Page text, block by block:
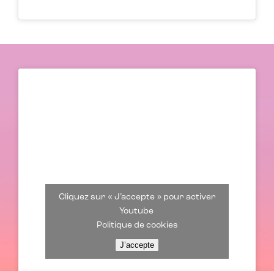
Cliquez sur « J’accepte » pour activer
Youtube
Politique de cookies
J’accepte